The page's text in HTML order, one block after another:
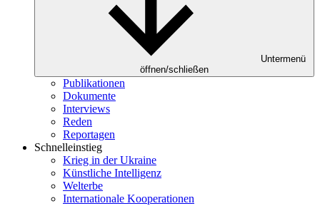
Untermenü
öffnen/schließen
Publikationen
Dokumente
Interviews
Reden
Reportagen
Schnelleinstieg
Krieg in der Ukraine
Künstliche Intelligenz
Welterbe
Internationale Kooperationen